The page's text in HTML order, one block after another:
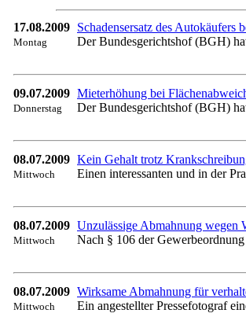
17.08.2009
Montag
Schadensersatz des
Der Bundesgerichtshof (BGH)
09.07.2009
Donnerstag
Mieterhöhung bei
Der Bundesgerichtshof (BGH)
08.07.2009
Mittwoch
Kein Gehalt trotz
Einen interessanten und in der
08.07.2009
Mittwoch
Unzulässige Abmahnung wegen
Nach § 106 der
08.07.2009
Mittwoch
Wirksame Abmahnung für
Ein angestellter Pressefotograf